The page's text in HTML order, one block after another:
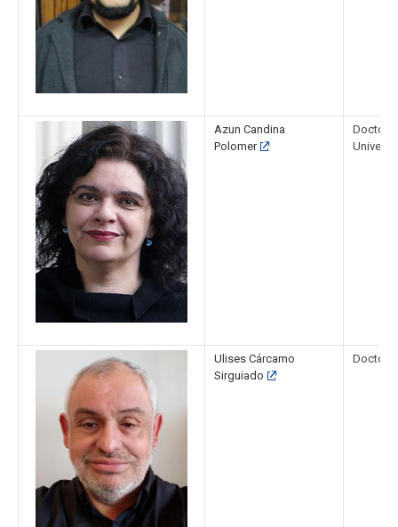
Azun Candina
Polomer
Doctora
Ulises Cárcamo
Sirguiado
Doctor